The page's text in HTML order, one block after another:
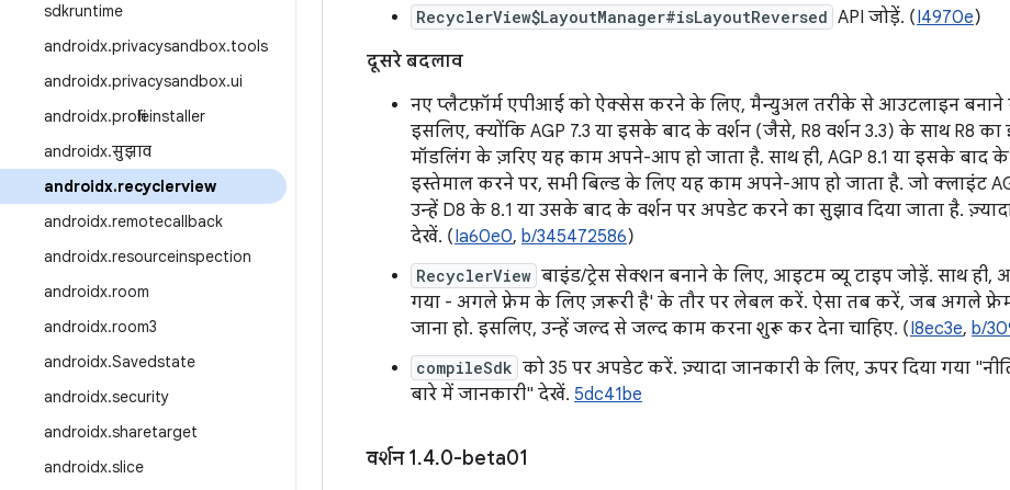
sdkruntime
androidx.privacysandbox.tools
androidx.privacysandbox.ui
androidx.profileinstaller
androidx.सुझाव
androidx.recyclerview
androidx.remotecallback
androidx.resourceinspection
androidx.room
androidx.room3
androidx.Savedstate
androidx.security
androidx.sharetarget
androidx.slice
RecyclerView$LayoutManager#isLayoutReversed API जोड़ें. (I4970e)
दूसरे बदलाव
नए प्लैटफ़ॉर्म एपीआई को ऐक्सेस करने के लिए, मैन्युअल तरीके से आउटलाइन बनाने
इसलिए, क्योंकि AGP 7.3 या इसके बाद के वर्शन (जैसे, R8 वर्शन 3.3) के साथ R8
मॉडलिंग के ज़रिए यह काम अपने-आप हो जाता है. साथ ही, AGP 8.1 या इसके बाद
इस्तेमाल करने पर, सभी बिल्ड के लिए यह काम अपने-आप हो जाता है. जो क्लाइंट
उन्हें D8 के 8.1 या उसके बाद के वर्शन पर अपडेट करने का सुझाव दिया जाता है.
देखें. (Ia60e0, b/345472586)
RecyclerView बाइंड/ट्रेस सेक्शन बनाने के लिए, आइटम व्यू टाइप जोड़ें. साथ ही,
गया - अगले फ़्रेम के लिए ज़रूरी है' के तौर पर लेबल करें. ऐसा तब करें, जब अगले
जाना हो. इसलिए, उन्हें जल्द से जल्द काम करना शुरू कर देना चाहिए. (I8ec3e, b/
compileSdk को 35 पर अपडेट करें. ज़्यादा जानकारी के लिए, ऊपर दिया गया
बारे में जानकारी" देखें. 5dc41be
वर्शन 1.4.0-beta01